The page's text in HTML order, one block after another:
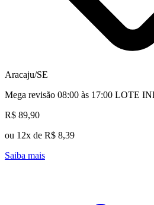
Aracaju/SE
Mega revisão 08:00 às 17:00 LOTE
R$ 89,90
ou 12x de R$ 8,39
Saiba mais